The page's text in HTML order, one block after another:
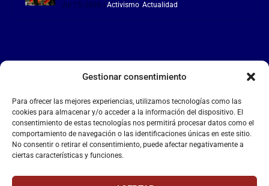
Gestionar consentimiento
Para ofrecer las mejores experiencias, utilizamos tecnologías como las
cookies para almacenar y/o acceder a la información del dispositivo. El
consentimiento de estas tecnologías nos permitirá procesar datos como el
comportamiento de navegación o las identificaciones únicas en este sitio.
No consentir o retirar el consentimiento, puede afectar negativamente a
ciertas características y funciones.
Jul 15, 2026 |Activismo,Actualidad
LA FALANGE
Reproductor
de
vídeo